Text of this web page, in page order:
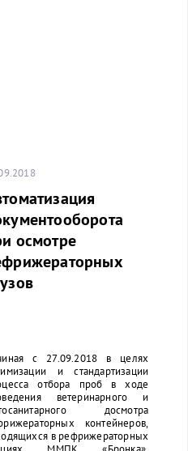
осмотре
с 27.09.2018 в целях
и стандартизации
отбора проб в ходе
ветеринарного и
досмотра
контейнеров,
в рефрижераторных